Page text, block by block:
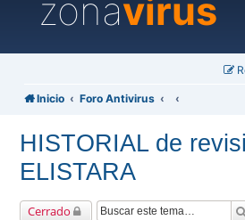
zonavirus
Inicio Foro Antivirus
HISTORIAL de
ELISTARA
Cerrado